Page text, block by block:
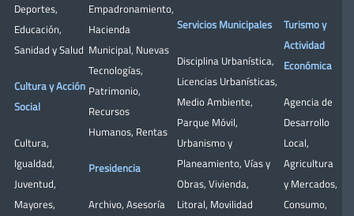
Deportes,
Educación,
Sanidad y Salud
Cultura y Acción
Social
Cultura,
Igualdad,
Juventud,
Mayores,
Empadronamiento,
Hacienda
Municipal, Nuevas
Tecnologías,
Patrimonio,
Recursos
Humanos, Rentas
Presidencia
Archivo, Asesoría
Servicios Municipales
Disciplina Urbanística,
Licencias Urbanísticas,
Medio Ambiente,
Parque Móvil,
Urbanismo y
Planeamiento, Vías y
Obras, Vivienda,
Litoral, Movilidad
Turismo y
Actividad
Económica
Agencia de
Desarrollo
Local,
Agricultura
y Mercados,
Consumo,